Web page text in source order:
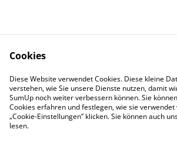
Privacy Policy
Impressum
Cookies
Diese Website verwendet Cookies. Diese kleine
verstehen, wie Sie unsere Dienste nutzen, damit
SumUp noch weiter verbessern können. Sie
Cookies erfahren und festlegen, wie sie
„Cookie-Einstellungen” klicken. Sie können auch
lesen.